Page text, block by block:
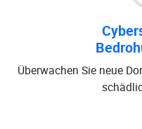
Überwachen Sie neue